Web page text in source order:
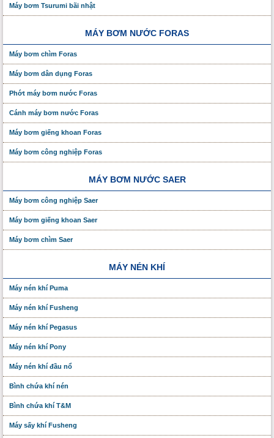
Máy bơm Tsurumi bãi nhật
MÁY BƠM NƯỚC FORAS
Máy bơm chìm Foras
Máy bơm dân dụng Foras
Phớt máy bơm nước Foras
Cánh máy bơm nước Foras
Máy bơm giếng khoan Foras
Máy bơm công nghiệp Foras
MÁY BƠM NƯỚC SAER
Máy bơm công nghiệp Saer
Máy bơm giếng khoan Saer
Máy bơm chìm Saer
MÁY NÉN KHÍ
Máy nén khí Puma
Máy nén khí Fusheng
Máy nén khí Pegasus
Máy nén khí Pony
Máy nén khí đầu nổ
Bình chứa khí nén
Bình chứa khí T&M
Máy sấy khí Fusheng